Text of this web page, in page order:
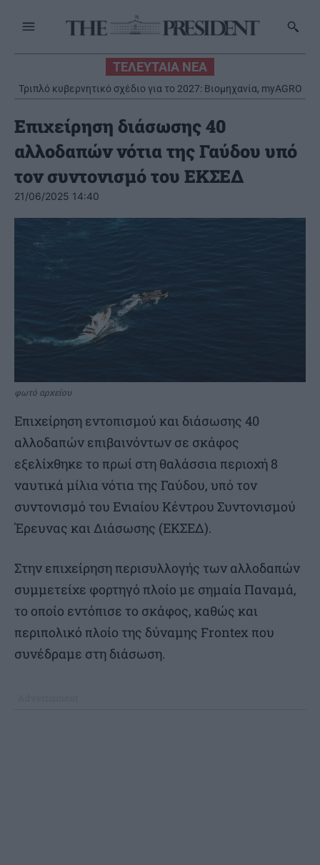
ΤΕΛΕΥΤΑΙΑ ΝΕΑ
Τριπλό κυβερνητικό σχέδιο για το 2027: Βιομηχανία, myAGRO
και ενεργειακές επενδύσεις στο προσκήνιο
Επιχείρηση διάσωσης 40
αλλοδαπών νότια της Γαύδου υπό
τον συντονισμό του ΕΚΣΕΔ
21/06/2025 14:40
φωτό αρχείου
Επιχείρηση εντοπισμού και διάσωσης 40
αλλοδαπών επιβαινόντων σε σκάφος
εξελίχθηκε το πρωί στη θαλάσσια περιοχή 8
ναυτικά μίλια νότια της Γαύδου, υπό τον
συντονισμό του Ενιαίου Κέντρου Συντονισμού
Έρευνας και Διάσωσης (ΕΚΣΕΔ).
Στην επιχείρηση περισυλλογής των αλλοδαπών
συμμετείχε φορτηγό πλοίο με σημαία Παναμά,
το οποίο εντόπισε το σκάφος, καθώς και
περιπολικό πλοίο της δύναμης Frontex που
συνέδραμε στη διάσωση.